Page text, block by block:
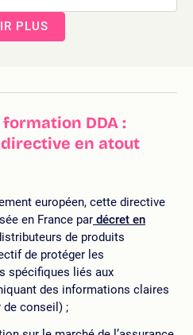
PLUS
DDA :
en atout
européen, cette directive
en France par décret en
de produits
de protéger les
spécifiques liés aux
des informations claires
de conseil) ;